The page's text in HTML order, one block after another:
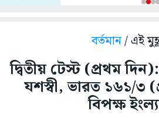
বর্তমান/ এই
দ্বিতীয় টেস্ট (প্রথম
যশস্বী, ভারত ১৬১/৩
বিপক্ষ